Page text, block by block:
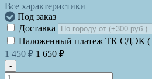
Все характеристики
Под заказ
Доставка
Наложенный платеж ТК СДЭК
1 450 ₽ 1 650 ₽
-